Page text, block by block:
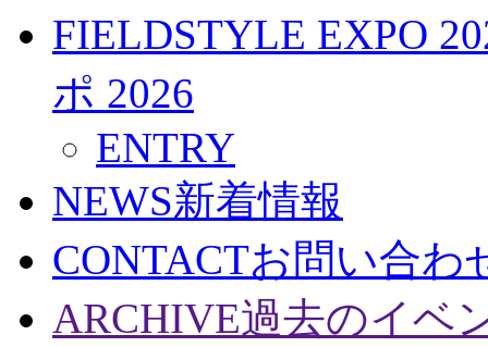
FIELDSTYLE EXPO
ポ 2026
ENTRY
NEWS新着情報
CONTACTお問い合わ
ARCHIVE過去のイベ